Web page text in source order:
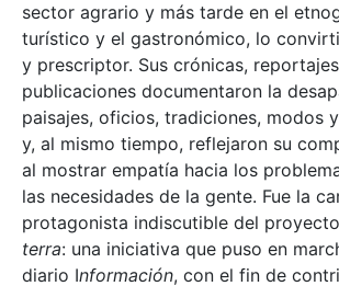
sector agrario y más tarde en el
turístico y el gastronómico, lo
y prescriptor. Sus crónicas,
publicaciones documentaron la
paisajes, oficios, tradiciones, modos
y, al mismo tiempo, reflejaron su
al mostrar empatía hacia los
las necesidades de la gente. Fue la
protagonista indiscutible del proyecto
terra: una iniciativa que puso en
diario Información, con el fin de